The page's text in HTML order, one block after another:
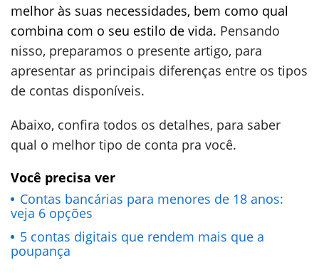
melhor às suas necessidades, bem como qual
combina com o seu estilo de vida. Pensando
nisso, preparamos o presente artigo, para
apresentar as principais diferenças entre os tipos
de contas disponíveis.
Abaixo, confira todos os detalhes, para saber
qual o melhor tipo de conta pra você.
Você precisa ver
Contas bancárias para menores de 18 anos:
veja 6 opções
5 contas digitais que rendem mais que a
poupança